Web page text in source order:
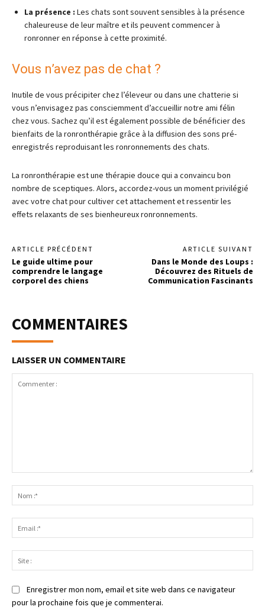
La présence : Les chats sont souvent sensibles à la présence
chaleureuse de leur maître et ils peuvent commencer à
ronronner en réponse à cette proximité.
Vous n’avez pas de chat ?
Inutile de vous précipiter chez l’éleveur ou dans une chatterie si
vous n’envisagez pas consciemment d’accueillir notre ami félin
chez vous. Sachez qu’il est également possible de bénéficier des
bienfaits de la ronronthérapie grâce à la diffusion des sons pré-
enregistrés reproduisant les ronronnements des chats.
La ronronthérapie est une thérapie douce qui a convaincu bon
nombre de sceptiques. Alors, accordez-vous un moment privilégié
avec votre chat pour cultiver cet attachement et ressentir les
effets relaxants de ses bienheureux ronronnements.
ARTICLE PRÉCÉDENT
Le guide ultime pour
comprendre le langage
corporel des chiens
ARTICLE SUIVANT
Dans le Monde des Loups :
Découvrez des Rituels de
Communication Fascinants
COMMENTAIRES
LAISSER UN COMMENTAIRE
Enregistrer mon nom, email et site web dans ce navigateur
pour la prochaine fois que je commenterai.